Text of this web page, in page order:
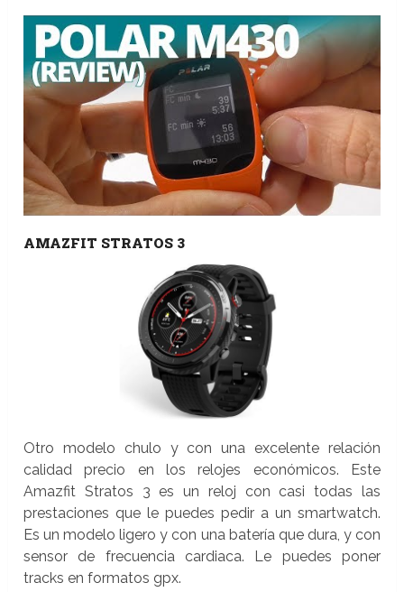
AMAZFIT STRATOS 3
Otro modelo chulo y con una excelente relación
calidad precio en los relojes económicos. Este
Amazfit Stratos 3 es un reloj con casi todas las
prestaciones que le puedes pedir a un smartwatch.
Es un modelo ligero y con una batería que dura, y con
sensor de frecuencia cardiaca. Le puedes poner
tracks en formatos gpx.